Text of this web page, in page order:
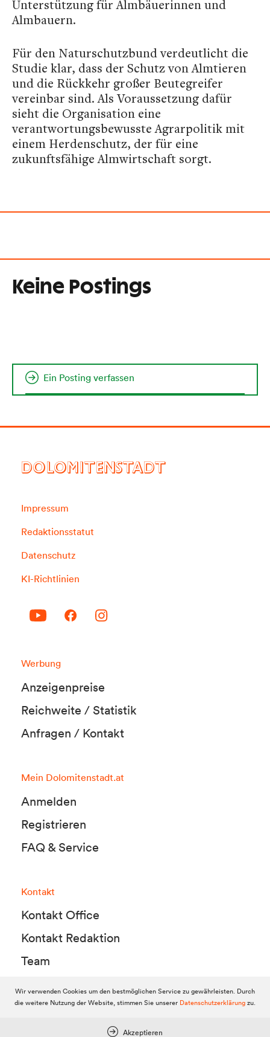
Unterstützung für Almbäuerinnen und
Almbauern.
Für den Naturschutzbund verdeutlicht die
Studie klar, dass der Schutz von Almtieren
und die Rückkehr großer Beutegreifer
vereinbar sind. Als Voraussetzung dafür
sieht die Organisation eine
verantwortungsbewusste Agrarpolitik mit
einem Herdenschutz, der für eine
zukunftsfähige Almwirtschaft sorgt.
Keine Postings
Ein Posting verfassen
DOLOMITENSTADT
Impressum
Redaktionsstatut
Datenschutz
KI-Richtlinien
Werbung
Anzeigenpreise
Reichweite / Statistik
Anfragen / Kontakt
Mein Dolomitenstadt.at
Anmelden
Registrieren
FAQ & Service
Kontakt
Kontakt Office
Kontakt Redaktion
Team
© 2010-2026 Dolomitenstadt.at
Wir verwenden Cookies um den bestmöglichen Service zu gewährleisten. Durch
die weitere Nutzung der Website, stimmen Sie unserer Datenschutzerklärungzu.
Akzeptieren